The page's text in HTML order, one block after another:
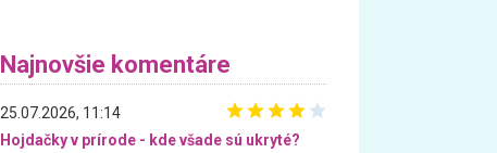
Najnovšie komentáre
25.07.2026, 11:14
Hojdačky v prírode - kde všade sú ukryté?